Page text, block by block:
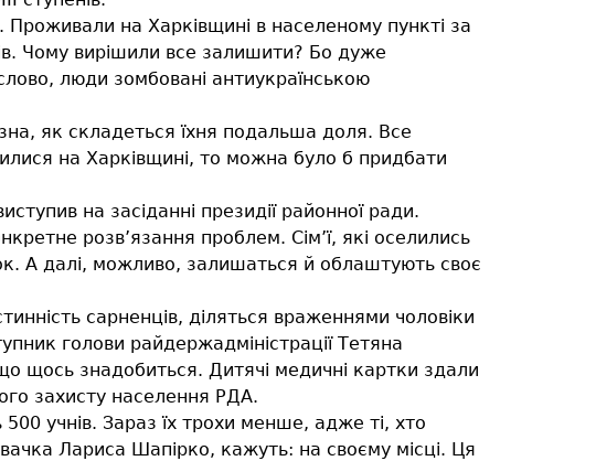
на Харківщині в населеному пункті за
Чому вирішили все залишити? Бо дуже
люди зомбовані антиукраїнською
як складеться їхня подальша доля. Все
на Харківщині, то можна було б придбати
на засіданні президії районної ради.
розв’язання проблем. Сім’ї, які оселились
А далі, можливо, залишаться й облаштують своє
сарненців, діляться враженнями чоловіки
голови райдержадміністрації Тетяна
щось знадобиться. Дитячі медичні картки здали
захисту населення РДА.
учнів. Зараз їх трохи менше, адже ті, хто
Лариса Шапірко, кажуть: на своєму місці. Ця